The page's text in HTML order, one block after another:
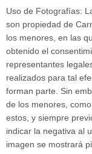
Uso de Fotografías:
son propiedad de
los menores, en las
obtenido el
representantes
realizados para tal
forman parte. Sin
de los menores,
estos, y siempre
indicar la negativa al
imagen se mostrará